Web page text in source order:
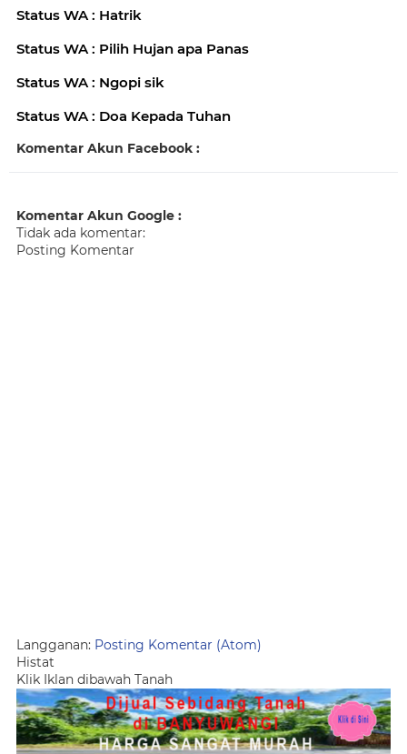
Status WA : Hatrik
Status WA : Pilih Hujan apa Panas
Status WA : Ngopi sik
Status WA : Doa Kepada Tuhan
Komentar Akun Facebook :
Komentar Akun Google :
Tidak ada komentar:
Posting Komentar
Langganan: Posting Komentar (Atom)
Histat
Klik Iklan dibawah Tanah